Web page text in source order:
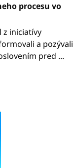
procesu vo
z iniciatívy
a pozývali
pred ...